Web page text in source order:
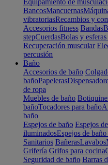
Equipamiento de
BancosMancuernas
vibratoriasRecambios y
Accesorios fitness Bandas
stepCuerdasBolas y
Recuperación muscular
percusión
Baño
Accesorios de baño
bañoPapeleras
de ropa
Muebles de baño
bañoTocadores para baño
baño
Espejos de baño Espejos
iluminadosEspejos de
Sanitarios BañerasLavabos
Grifería Grifos para cocina
Seguridad de baño Barras